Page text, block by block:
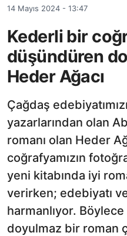
14 Mayıs 2024 - 13:47
Kederli bir
düşündüren
Heder Ağacı
Çağdaş
yazarlarından olan
romanı olan Heder
coğrafyamızın
yeni kitabında iyi
verirken; edebiyatı
harmanlıyor.
doyulmaz bir roman